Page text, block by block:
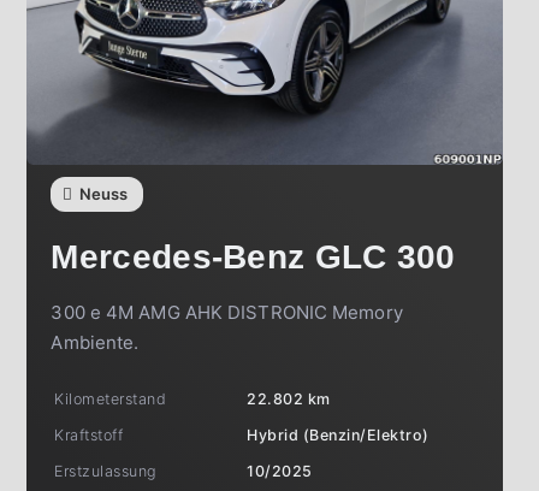
Neuss
Mercedes-Benz GLC 300
300 e 4M AMG AHK DISTRONIC Memory
Ambiente.
Kilometerstand
22.802 km
Kraftstoff
Hybrid (Benzin/Elektro)
Erstzulassung
10/2025